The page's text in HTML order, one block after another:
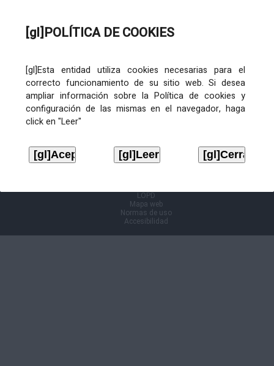
[gl]POLÍTICA DE COOKIES
[gl]Esta entidad utiliza cookies necesarias para el
correcto funcionamiento de su sitio web. Si desea
ampliar información sobre la Política de cookies y
configuración de las mismas en el navegador, haga
click en "Leer"
LOPD
Mapa web
Normas de uso
Accesibilidad